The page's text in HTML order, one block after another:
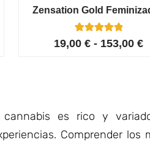
Zensation Gold
Valorado con
5.00
6
19,00€ - 153,00€
es rico y
Comprender